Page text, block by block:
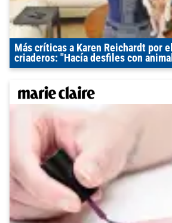
Más críticas a Karen Reichardt por
criaderos: "Hacía desfiles con